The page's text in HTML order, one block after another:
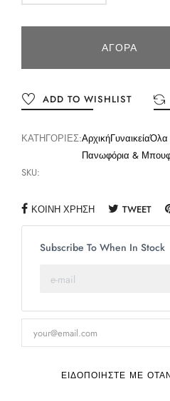
ΑΓΟΡΆ
ADD TO WISHLIST
ΚΑΤΗΓΟΡΊΕΣ:ΑρχικήΓυναικείαΌλα
Πανωφόρια &
SKU:
ΚΟΙΝΉ ΧΡΉΣΗ TWEET
Subscribe To When In Stock
ΕΙΔΟΠΟΙΉΣΤΕ ΜΕ